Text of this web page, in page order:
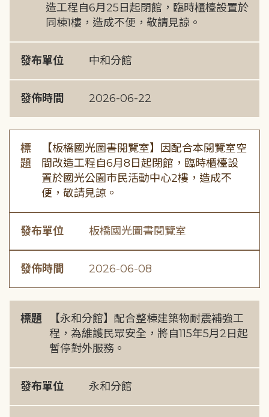
造工程自6月25日起閉館，臨時櫃檯設置於
同棟1樓，造成不便，敬請見諒。
發布單位 中和分館
發佈時間 2026-06-22
標
題
【板橋國光圖書閱覽室】因配合本閱覽室空
間改造工程自6月8日起閉館，臨時櫃檯設
置於國光公園市民活動中心2樓，造成不
便，敬請見諒。
發布單位 板橋國光圖書閱覽室
發佈時間 2026-06-08
標題
【永和分館】配合整棟建築物耐震補強工
程，為維護民眾安全，將自115年5月2日起
暫停對外服務。
發布單位 永和分館